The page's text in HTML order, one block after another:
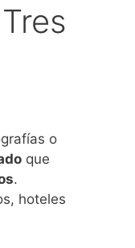
o
que
.
hoteles